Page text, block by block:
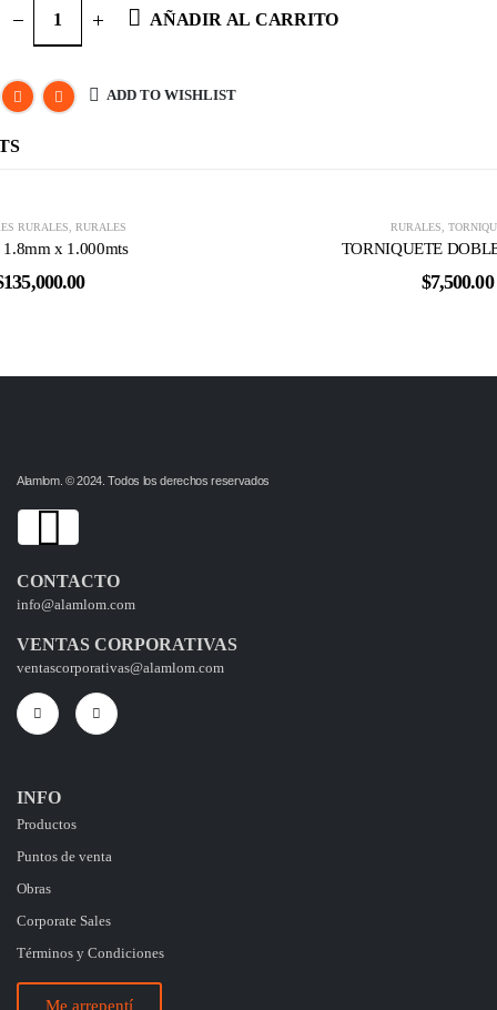
AÑADIR AL CARRITO
ADD TO WISHLIST
RURALES, RURALES
x 1.000mts
135,000.00
RURALES,
TORNIQUETE
$7,500.00
Alamlom. © 2024. Todos los derechos reservados
CONTACTO
info@alamlom.com
VENTAS CORPORATIVAS
ventascorporativas@alamlom.com
INFO
Productos
Puntos de venta
Obras
Corporate Sales
Términos y Condiciones
Me arrepentí